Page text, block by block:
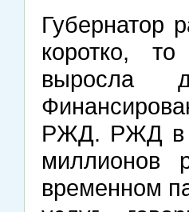
Губернатор
коротко,
выросла
РЖД. РЖД в
временном